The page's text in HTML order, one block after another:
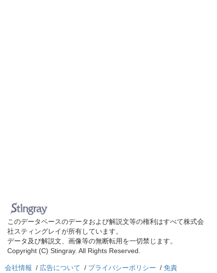
このデータベースのデータおよび解説文等の権利はすべて株式会
社スティングレイが所有しています。
データ及び解説文、画像等の無断転用を一切禁じます。
Copyright (C) Stingray. All Rights Reserved.
会社情報 / 広告について / プライバシーポリシー / 免責